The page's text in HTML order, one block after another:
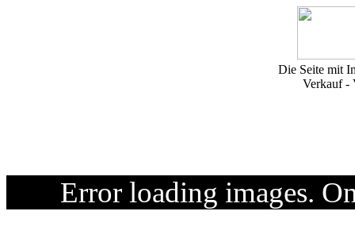
Die Seite mit
Verkauf -
Error loading images.